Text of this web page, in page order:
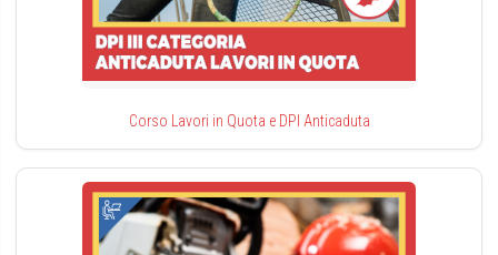
Corso Lavori in Quota e DPI Anticaduta